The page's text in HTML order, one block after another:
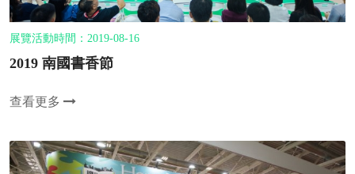
展覽活動時間：2019-08-16
2019 南國書香節
查看更多